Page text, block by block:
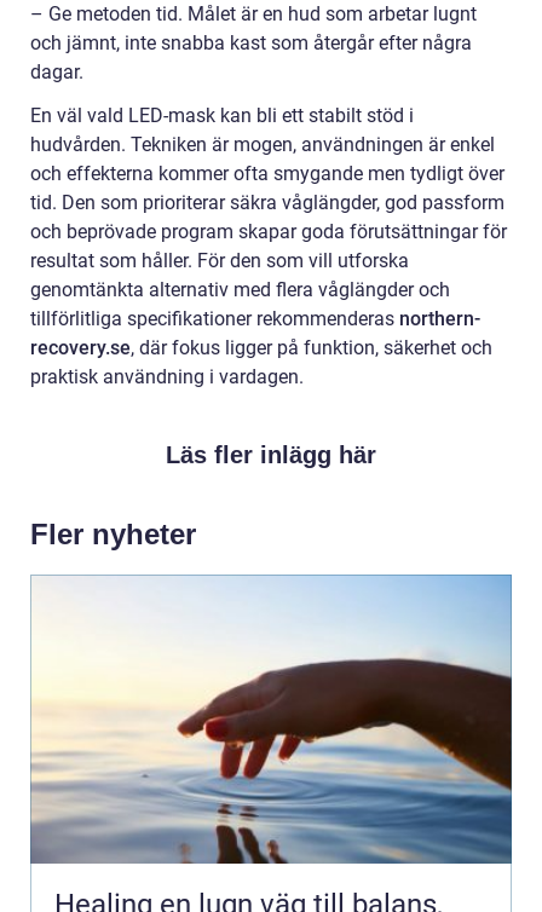
– Ge metoden tid. Målet är en hud som arbetar lugnt
och jämnt, inte snabba kast som återgår efter några
dagar.
En väl vald LED-mask kan bli ett stabilt stöd i
hudvården. Tekniken är mogen, användningen är enkel
och effekterna kommer ofta smygande men tydligt över
tid. Den som prioriterar säkra våglängder, god passform
och beprövade program skapar goda förutsättningar för
resultat som håller. För den som vill utforska
genomtänkta alternativ med flera våglängder och
tillförlitliga specifikationer rekommenderas northern-
recovery.se, där fokus ligger på funktion, säkerhet och
praktisk användning i vardagen.
Läs fler inlägg här
Fler nyheter
Healing en lugn väg till balans,